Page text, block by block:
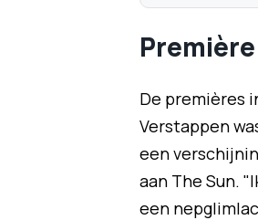
De premières
Verstappen
een
aan The Sun.
een